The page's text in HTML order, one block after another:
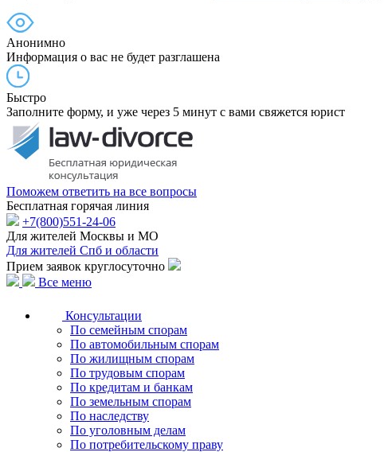
Анонимно
Информация о вас не будет разглашена
Быстро
Заполните форму, и уже через 5 минут с вами свяжется юрист
Поможем ответить на все вопросы
Бесплатная горячая линия
+7(800)551-24-06
Для жителей Москвы и МО
Для жителей Спб и области
Прием заявок круглосуточно
Все меню
Консультации
По семейным спорам
По автомобильным спорам
По жилищным спорам
По трудовым спорам
По кредитам и банкам
По земельным спорам
По наследству
По уголовным делам
По потребительскому праву